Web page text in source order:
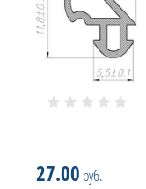
27.00 руб.